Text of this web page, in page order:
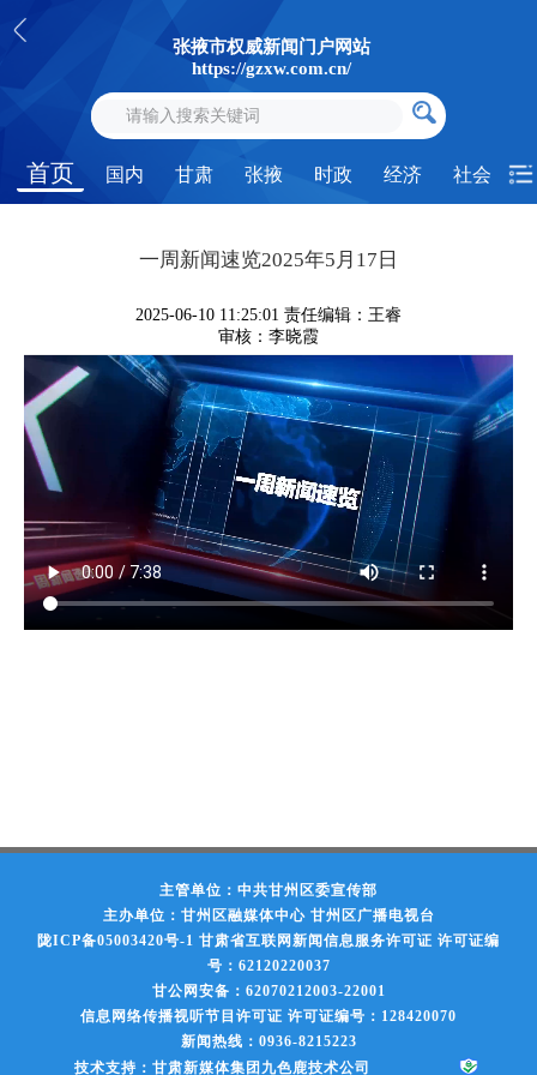
张掖市权威新闻门户网站
https://gzxw.com.cn/
首页 国内 甘肃 张掖 时政 经济 社会
一周新闻速览2025年5月17日
2025-06-10 11:25:01 责任编辑：王睿
审核：李晓霞
主管单位：中共甘州区委宣传部
主办单位：甘州区融媒体中心 甘州区广播电视台
陇ICP备05003420号-1 甘肃省互联网新闻信息服务许可证 许可证编
号：62120220037
甘公网安备：62070212003-22001
信息网络传播视听节目许可证 许可证编号：128420070
新闻热线：0936-8215223
技术支持：甘肃新媒体集团九色鹿技术公司